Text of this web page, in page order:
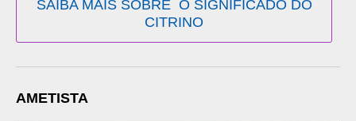
SAIBA MAIS SOBRE O SIGNIFICADO DO
CITRINO
AMETISTA